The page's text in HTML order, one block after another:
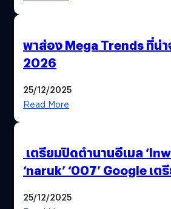
พาส่อง Mega Trends ที่น่า
2026
25/12/2025
Read More
เตรียมปิดตำนานอีเมล
‘naruk’ ‘007’ Google เต
25/12/2025